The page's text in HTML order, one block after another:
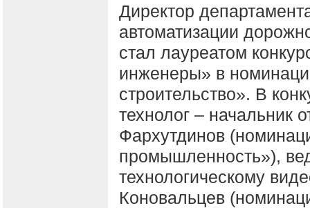
Директор
автоматизации
стал лауреатом
инженеры» в
строительство». В
технолог – начальник
Фархутдинов
промышленность»),
технологическому
Коновальцев